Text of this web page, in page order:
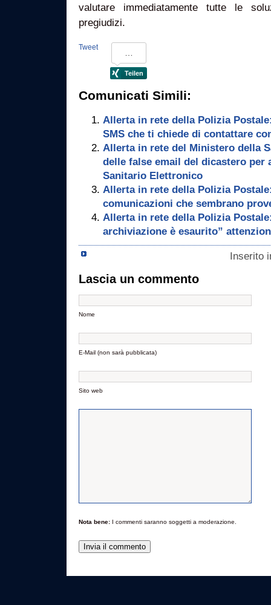
valutare immediatamente tutte le
pregiudizi.
Tweet
Comunicati Simili:
Allerta in rete della Polizia
SMS che ti chiede di contattare
Allerta in rete del Ministero della
delle false email del dicastero per
Sanitario Elettronico
Allerta in rete della Polizia
comunicazioni che sembrano
Allerta in rete della Polizia
archiviazione è esaurito”
Inserito
Lascia un commento
Nome
E-Mail (non sarà pubblicata)
Sito web
Nota bene: I commenti saranno soggetti a moderazione.